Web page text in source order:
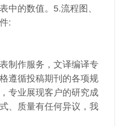
中的数值。5.流程图、
:
制作服务，文译编译专
遵循投稿期刊的各项规
专业展现客户的研究成
、质量有任何异议，我